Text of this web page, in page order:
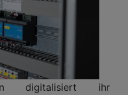
digitalisiert ihr